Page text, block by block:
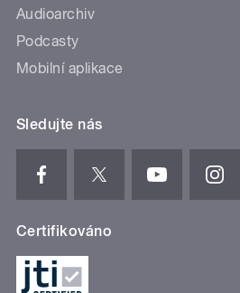
Audioarchiv
Podcasty
Mobilní aplikace
Sledujte nás
Certifikováno